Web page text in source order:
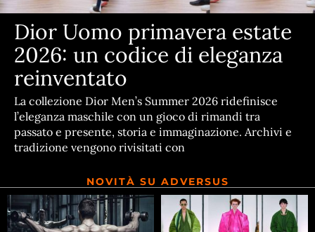
Dior Uomo primavera estate
2026: un codice di eleganza
reinventato
La collezione Dior Men’s Summer 2026 ridefinisce
l’eleganza maschile con un gioco di rimandi tra
passato e presente, storia e immaginazione. Archivi e
tradizione vengono rivisitati con
NOVITÀ SU ADVERSUS